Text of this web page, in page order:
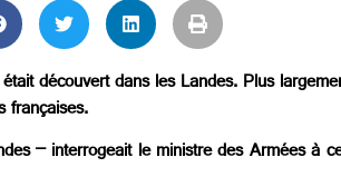
découvert dans les Landes. Plus
françaises.
– interrogeait le ministre des Armées à